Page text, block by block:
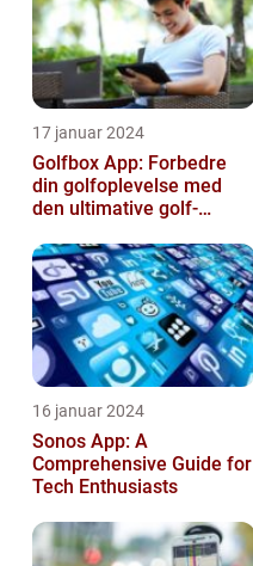
17 januar 2024
Golfbox App: Forbedre
din golfoplevelse med
den ultimative golf-
16 januar 2024
Sonos App: A
Comprehensive Guide for
Tech Enthusiasts